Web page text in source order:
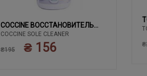
COCCINE ВОССТАНОВИТЕЛЬ
БЕЛОГО
COCCINE SOLE CLEANER
₴195 ₴ 156